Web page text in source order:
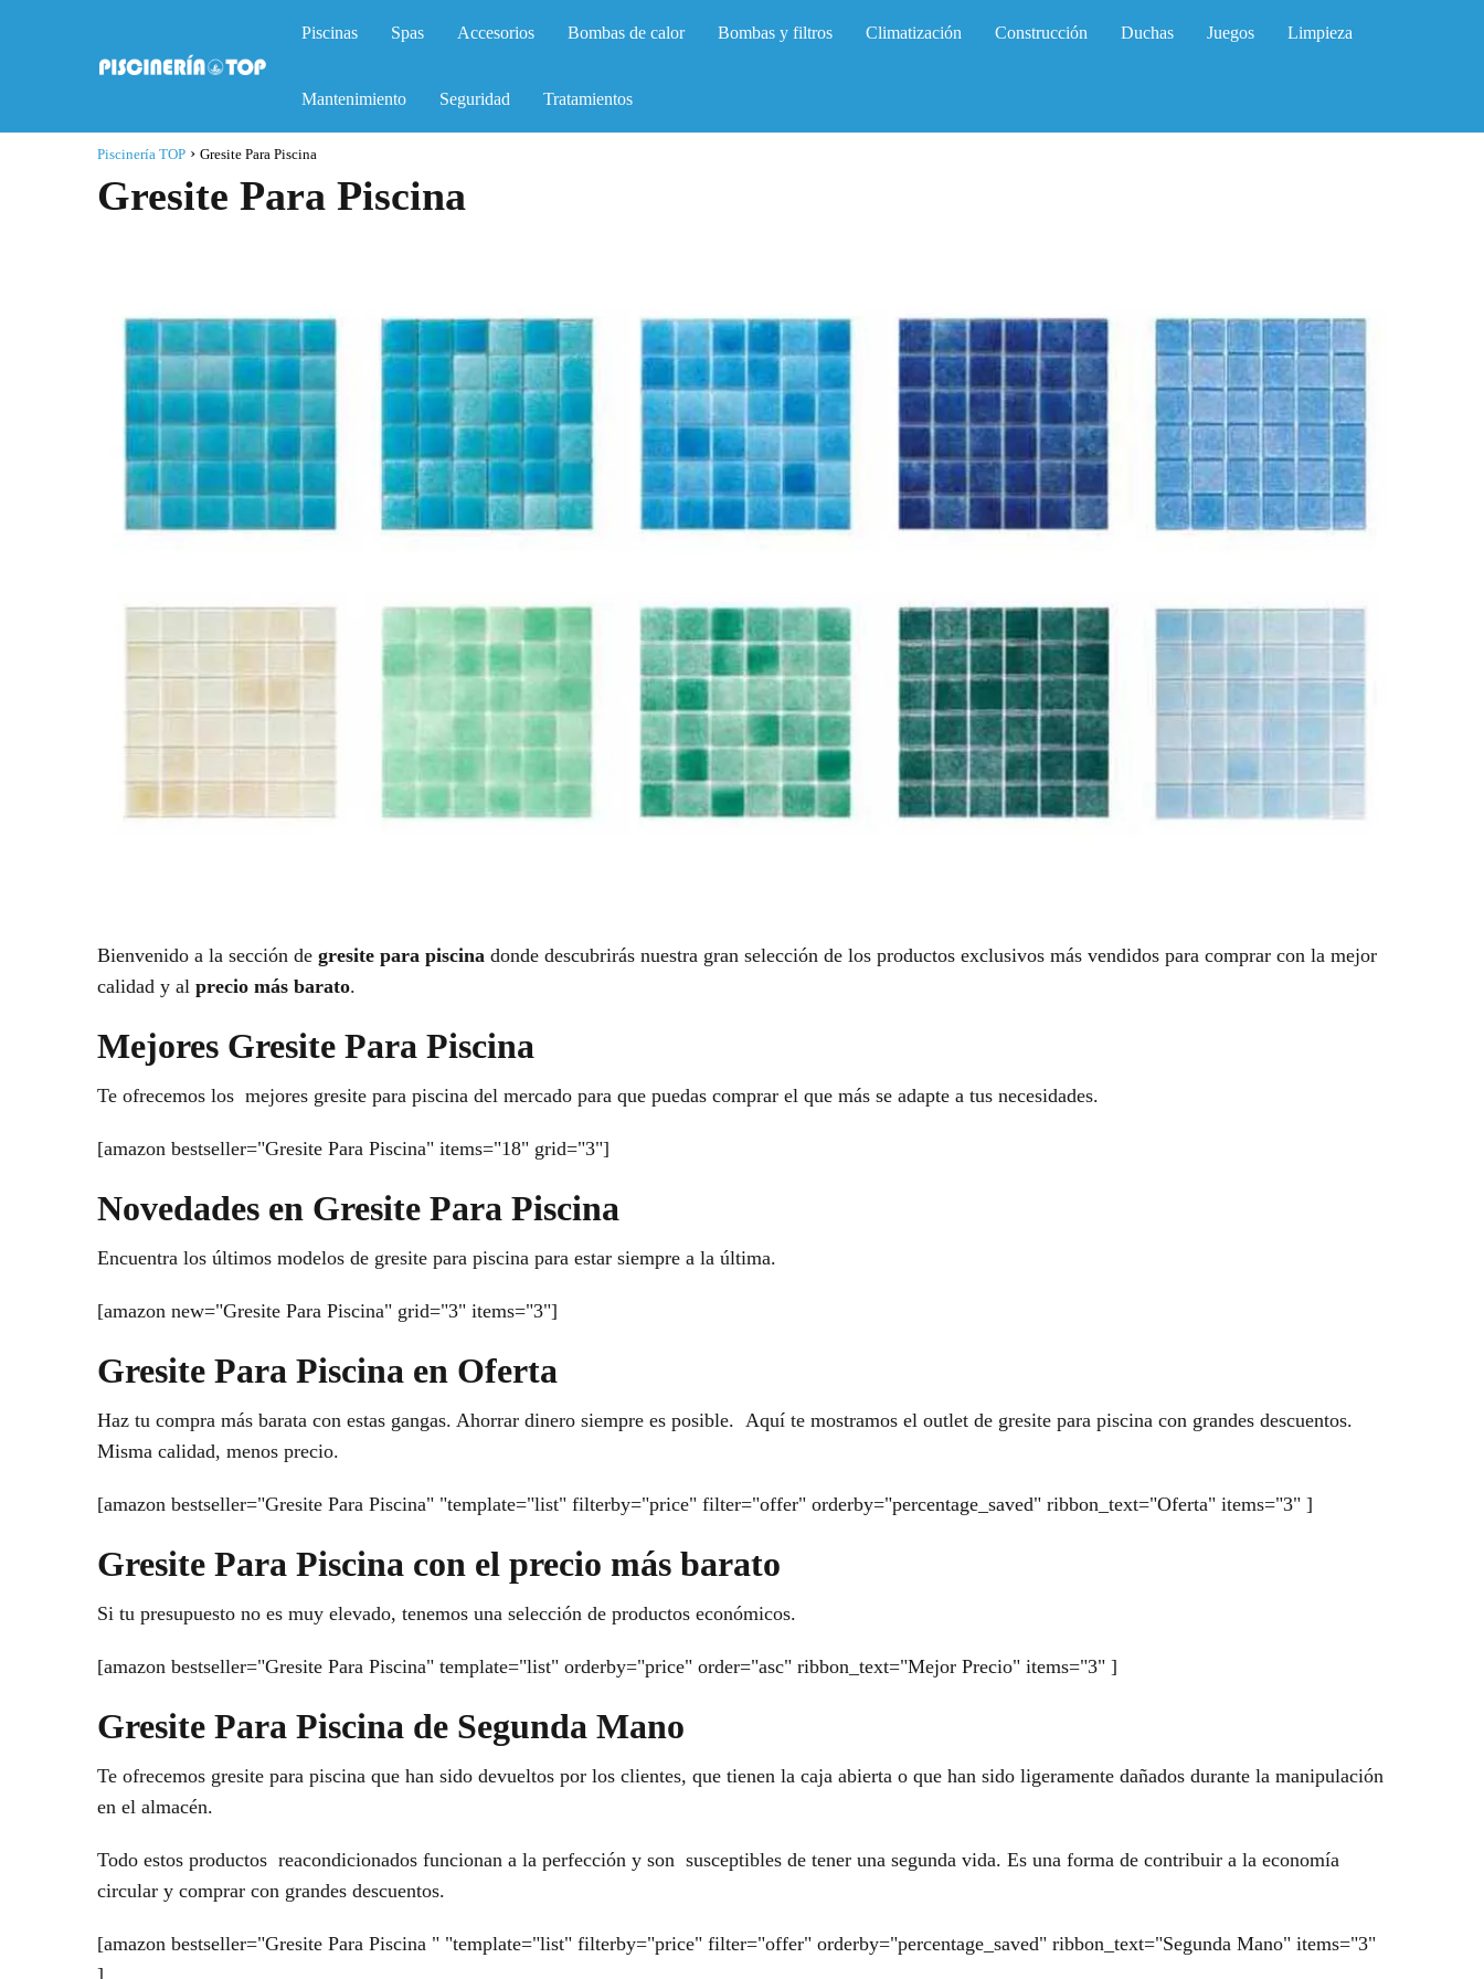
Piscinas Spas Accesorios Bombas de calor Bombas y filtros Climatización Construcción Duchas Juegos Limpieza
Mantenimiento Seguridad Tratamientos
Piscinería TOP Gresite Para Piscina
Gresite Para Piscina
Bienvenido a la sección de gresite para piscina donde descubrirás nuestra gran selección de los productos exclusivos más vendidos para comprar con la mejor
calidad y al precio más barato.
Mejores Gresite Para Piscina
Te ofrecemos los mejores gresite para piscina del mercado para que puedas comprar el que más se adapte a tus necesidades.
[amazon bestseller="Gresite Para Piscina" items="18" grid="3"]
Novedades en Gresite Para Piscina
Encuentra los últimos modelos de gresite para piscina para estar siempre a la última.
[amazon new="Gresite Para Piscina" grid="3" items="3"]
Gresite Para Piscina en Oferta
Haz tu compra más barata con estas gangas. Ahorrar dinero siempre es posible. Aquí te mostramos el outlet de gresite para piscina con grandes descuentos.
Misma calidad, menos precio.
[amazon bestseller="Gresite Para Piscina" "template="list" filterby="price" filter="offer" orderby="percentage_saved" ribbon_text="Oferta" items="3" ]
Gresite Para Piscina con el precio más barato
Si tu presupuesto no es muy elevado, tenemos una selección de productos económicos.
[amazon bestseller="Gresite Para Piscina" template="list" orderby="price" order="asc" ribbon_text="Mejor Precio" items="3" ]
Gresite Para Piscina de Segunda Mano
Te ofrecemos gresite para piscina que han sido devueltos por los clientes, que tienen la caja abierta o que han sido ligeramente dañados durante la manipulación
en el almacén.
Todo estos productos reacondicionados funcionan a la perfección y son susceptibles de tener una segunda vida. Es una forma de contribuir a la economía
circular y comprar con grandes descuentos.
[amazon bestseller="Gresite Para Piscina " "template="list" filterby="price" filter="offer" orderby="percentage_saved" ribbon_text="Segunda Mano" items="3"